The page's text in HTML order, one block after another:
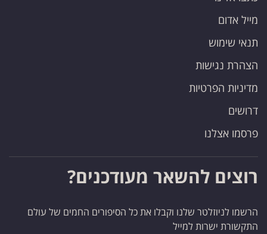
מייל אדום
תנאי שימוש
הצהרת נגישות
מדיניות הפרטיות
דרושים
פרסמו אצלנו
רוצים להשאר מעודכנים?
הרשמו לניוזלטר שלנו וקבלו את כל הסיפורים החמים של עולם
התקשורת ישרות למייל